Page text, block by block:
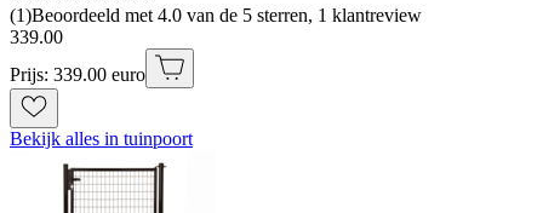
(1)Beoordeeld met 4.0 van de 5 sterren, 1 klantreview
339.00
Prijs: 339.00 euro
Bekijk alles in tuinpoort